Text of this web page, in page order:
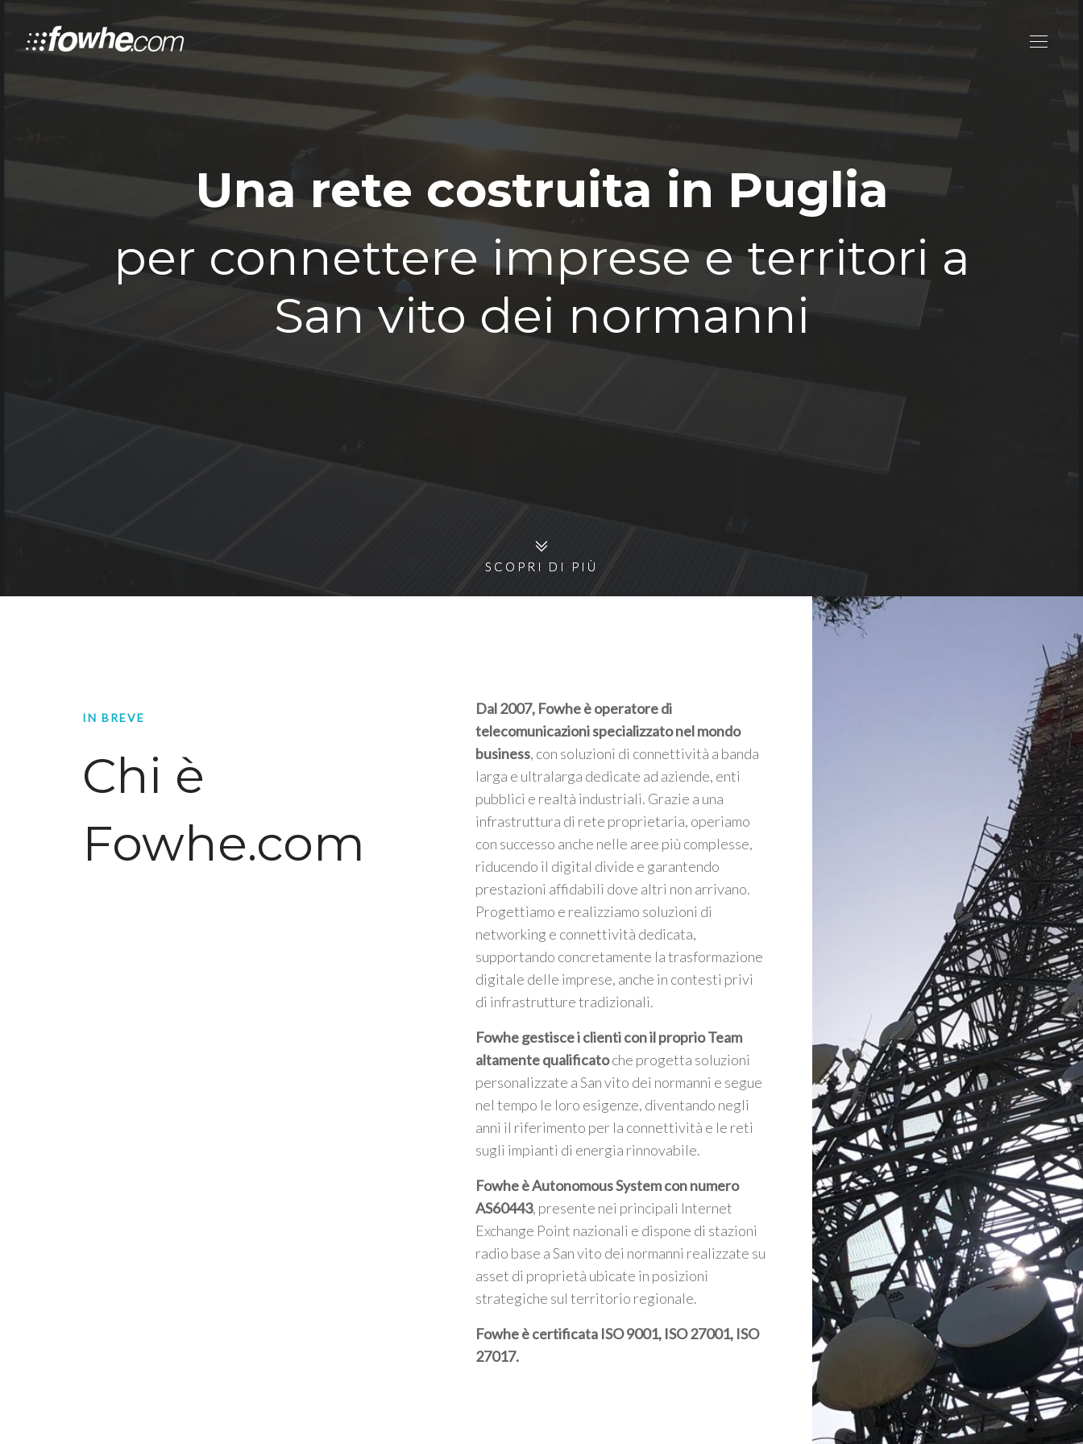
Una rete costruita in Puglia
per connettere imprese e territori a
San vito dei normanni
SCOPRI DI PIÙ
SCOPRI DI PIÙ
IN BREVE
Chi è
Fowhe.com
Dal 2007, Fowhe è operatore di
telecomunicazioni specializzato nel mondo
business, con soluzioni di connettività a banda
larga e ultralarga dedicate ad aziende, enti
pubblici e realtà industriali. Grazie a una
infrastruttura di rete proprietaria, operiamo
con successo anche nelle aree più complesse,
riducendo il digital divide e garantendo
prestazioni affidabili dove altri non arrivano.
Progettiamo e realizziamo soluzioni di
networking e connettività dedicata,
supportando concretamente la trasformazione
digitale delle imprese, anche in contesti privi
di infrastrutture tradizionali.
Fowhe gestisce i clienti con il proprio Team
altamente qualificatoche progetta soluzioni
personalizzate a San vito dei normanni e segue
nel tempo le loro esigenze, diventando negli
anni il riferimento per la connettività e le reti
sugli impianti di energia rinnovabile.
Fowhe è Autonomous System con numero
AS60443, presente nei principali Internet
Exchange Point nazionali e dispone di stazioni
radio base a San vito dei normanni realizzate su
asset di proprietà ubicate in posizioni
strategiche sul territorio regionale.
Fowhe è certificata ISO 9001, ISO 27001, ISO
27017.